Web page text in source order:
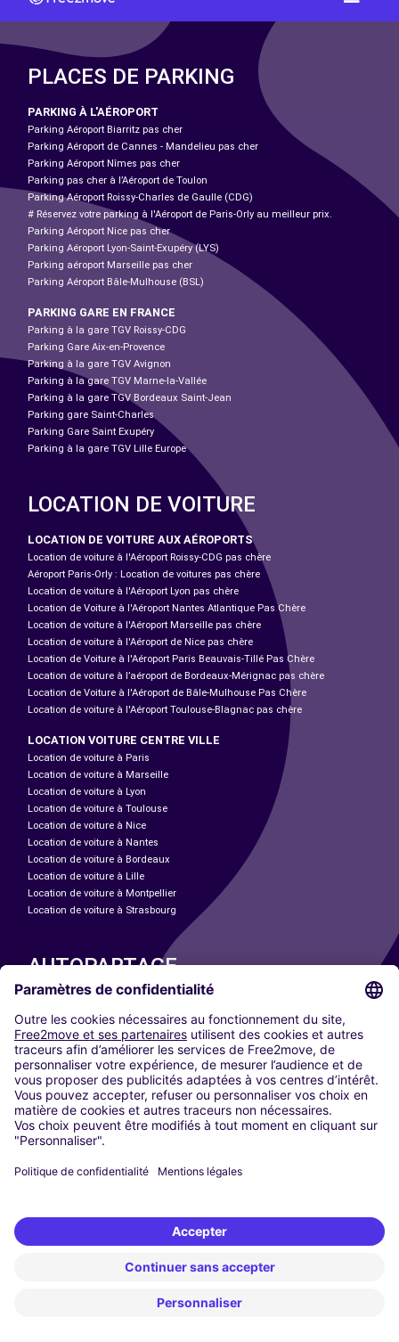
PLACES DE PARKING
PARKING À L'AÉROPORT
Parking Aéroport Biarritz pas cher
Parking Aéroport de Cannes - Mandelieu pas cher
Parking Aéroport Nîmes pas cher
Parking pas cher à l’Aéroport de Toulon
Parking Aéroport Roissy-Charles de Gaulle (CDG)
# Réservez votre parking à l'Aéroport de Paris-Orly au meilleur prix.
Parking Aéroport Nice pas cher
Parking Aéroport Lyon-Saint-Exupéry (LYS)
Parking aéroport Marseille pas cher
Parking Aéroport Bâle-Mulhouse (BSL)
PARKING GARE EN FRANCE
Parking à la gare TGV Roissy-CDG
Parking Gare Aix-en-Provence
Parking à la gare TGV Avignon
Parking à la gare TGV Marne-la-Vallée
Parking à la gare TGV Bordeaux Saint-Jean
Parking gare Saint-Charles
Parking Gare Saint Exupéry
Parking à la gare TGV Lille Europe
LOCATION DE VOITURE
LOCATION DE VOITURE AUX AÉROPORTS
Location de voiture à l'Aéroport Roissy-CDG pas chère
Aéroport Paris-Orly : Location de voitures pas chère
Location de voiture à l'Aéroport Lyon pas chère
Location de Voiture à l'Aéroport Nantes Atlantique Pas Chère
Location de voiture à l'Aéroport Marseille pas chère
Location de voiture à l'Aéroport de Nice pas chère
Location de Voiture à l'Aéroport Paris Beauvais-Tillé Pas Chère
Location de voiture à l’aéroport de Bordeaux-Mérignac pas chère
Location de Voiture à l'Aéroport de Bâle-Mulhouse Pas Chère
Location de voiture à l'Aéroport Toulouse-Blagnac pas chère
LOCATION VOITURE CENTRE VILLE
Location de voiture à Paris
Location de voiture à Marseille
Location de voiture à Lyon
Location de voiture à Toulouse
Location de voiture à Nice
Location de voiture à Nantes
Location de voiture à Bordeaux
Location de voiture à Lille
Location de voiture à Montpellier
Location de voiture à Strasbourg
AUTOPARTAGE
Paris
Madrid
Washington DC
Milan
Rome
Turin
Vienne
Berlin
Düsseldorf